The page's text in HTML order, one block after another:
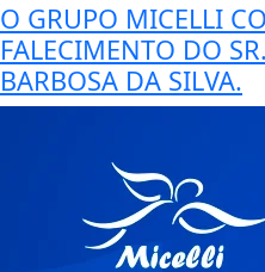
O GRUPO MICELLI
FALECIMENTO DO
BARBOSA DA SILVA.